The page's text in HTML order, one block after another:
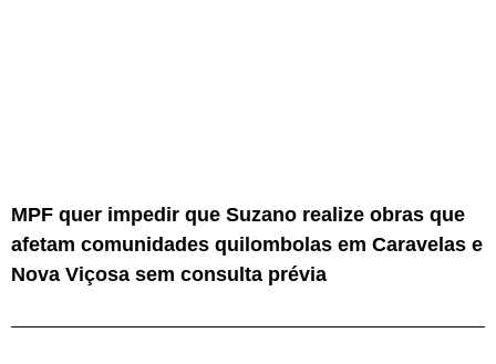
MPF quer impedir que Suzano realize obras que
afetam comunidades quilombolas em Caravelas e
Nova Viçosa sem consulta prévia